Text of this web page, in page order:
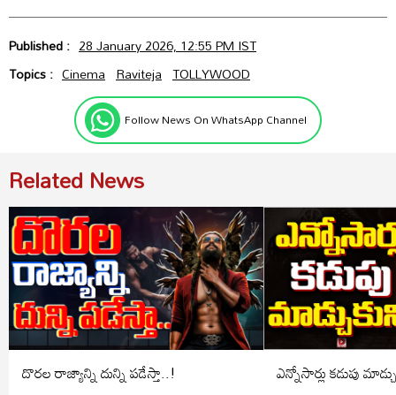
Published : 28 January 2026, 12:55 PM IST
Topics : Cinema Raviteja TOLLYWOOD
Follow News On WhatsApp Channel
Related News
దొరల రాజ్యాన్ని దున్ని పడేస్తా..! ఎన్నోసార్లు కడుపు